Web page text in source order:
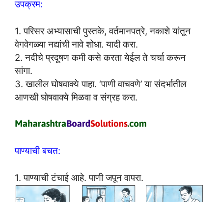
उपक्रम:
1. परिसर अभ्यासाची पुस्तके, वर्तमानपत्रे, नकाशे यांतून
वेगवेगळ्या नद्यांची नावे शोधा. यादी करा.
2. नदीचे प्रदूषण कमी कसे करता येईल ते चर्चा करून
सांगा.
3. खालील घोषवाक्ये पाहा. ‘पाणी वाचवणे’ या संदर्भातील
आणखी घोषवाक्ये मिळवा व संग्रह करा.
पाण्याची बचत:
1. पाण्याची टंचाई आहे. पाणी जपून वापरा.